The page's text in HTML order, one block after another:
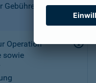
Gebührenordnung
Operation
sowie